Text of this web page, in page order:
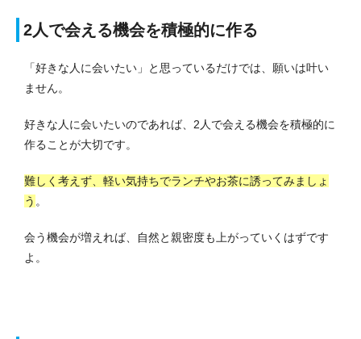
2人で会える機会を積極的に作る
「好きな人に会いたい」と思っているだけでは、願いは叶い
ません。
好きな人に会いたいのであれば、2人で会える機会を積極的に
作ることが大切です。
難しく考えず、軽い気持ちでランチやお茶に誘ってみましょ
う 。
会う機会が増えれば、自然と親密度も上がっていくはずです
よ。